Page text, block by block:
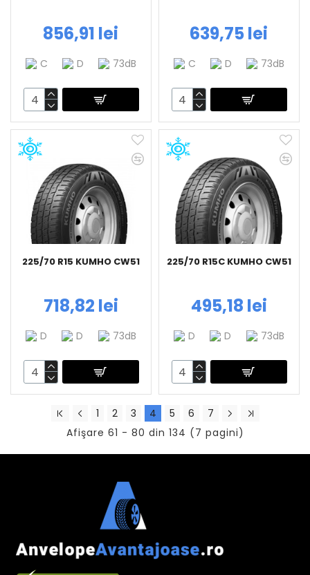
856,91 lei
C D 73dB
639,75 lei
C D 73dB
225/70 R15 KUMHO CW51
718,82 lei
D D 73dB
225/70 R15C KUMHO CW51
495,18 lei
D D 73dB
1 2 3 4 5 6
7
Afişare 61 - 80 din 134 (7 pagini)